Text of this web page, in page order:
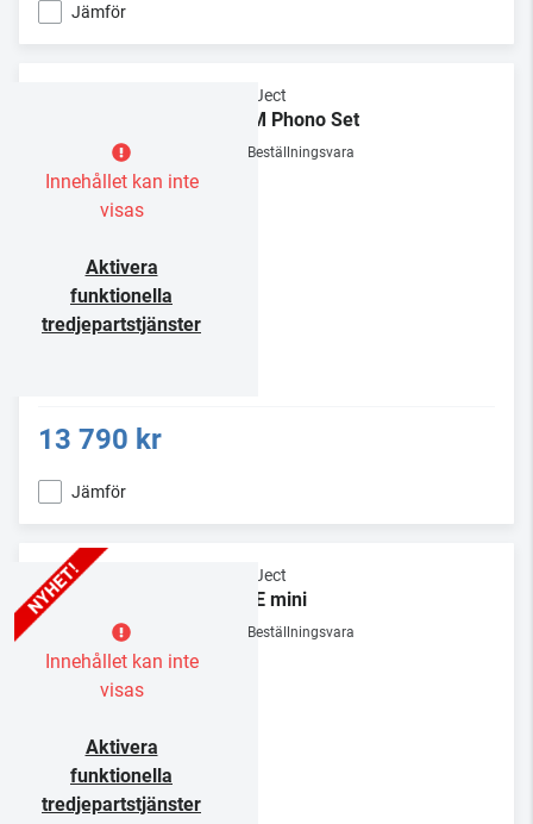
Jämför
Innehållet kan inte
visas
Aktivera
funktionella
tredjepartstjänster
Pro-Ject
WiiM Phono Set
Beställningsvara
13 790 kr
Jämför
Innehållet kan inte
visas
Aktivera
funktionella
tredjepartstjänster
Pro-Ject
VC-E mini
Beställningsvara